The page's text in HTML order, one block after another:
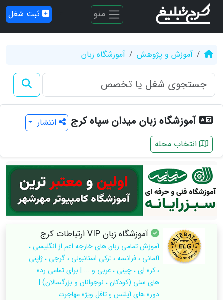
منو ثبت شغل
آموزش و پژوهش آموزشگاه زبان
آموزشگاه زبان میدان سپاه کرج
انتشار
انتخاب محله
آموزشگاه زبان VIP ارتباطات کرج
آموزش تمامی زبان های خارجه اعم از انگلیسی ،
آلمانی ، فرانسه ، ترکی استانبولی ، گرجی ، ژاپنی
، کره ای ، چینی ، عربی و ... | برای تمامی رده
های سنی (کودکان ، نوجوانان و بزرگسالان) |
دوره های آیلتس و تافل ویژه مهاجرت